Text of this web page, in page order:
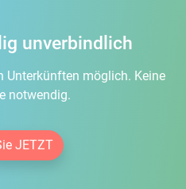
unverbindlich
Unterkünften möglich. Keine
notwendig.
JETZT